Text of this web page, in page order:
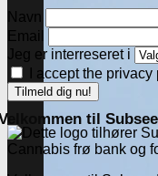
Navn
Email
Jeg er interreseret i
I accept the privacy
til